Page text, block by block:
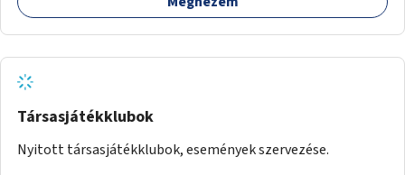
Társasjátékklubok
Nyitott társasjátékklubok, események szervezése.